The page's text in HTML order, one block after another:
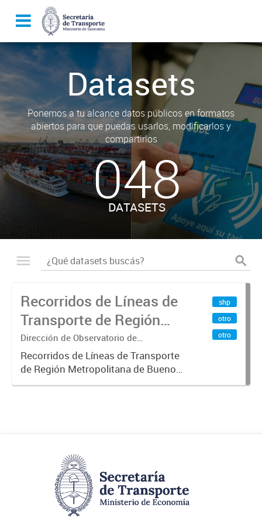
Datasets
Ponemos a tu alcance datos públicos en formatos
abiertos para que puedas usarlos, modificarlos y
compartirlos
048
DATASETS
Recorridos de Líneas de
Transporte de Región
Metropolitana de
Buenos Aires (RMBA)
Dirección de Observatorio de
Transporte, Estudio y Sistemas
Recorridos de Líneas de Transporte
de Región Metropolitana de Buenos
Aires (RMBA).-
shp
otro
otro